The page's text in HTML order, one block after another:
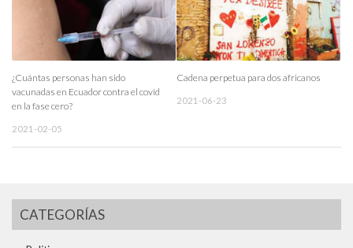
¿Cuántas personas han sido
vacunadas en Ecuador contra el covid
en la fase cero?
2021-02-05
Cadena perpetua para dos africanos
2021-06-23
CATEGORÍAS